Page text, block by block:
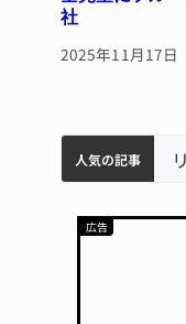
社
2025年11月17日
人気の記事
中学校の陶壁モニュメント 地元建設会社がボランティアで清掃 伊賀名張市立病院のDMAT、熊本地震の被災地へ 能登以来3回目の派遣
【インターハイ⑨】ソフトテニス ミス減らし上位狙う 近大高専